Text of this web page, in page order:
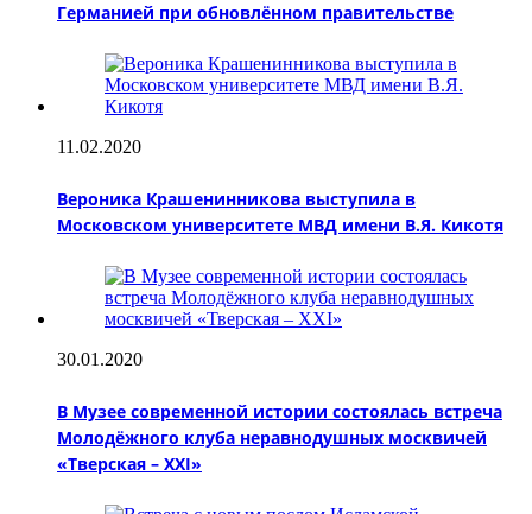
Германией при обновлённом правительстве
11.02.2020
Вероника Крашенинникова выступила в
Московском университете МВД имени В.Я. Кикотя
30.01.2020
В Музее современной истории состоялась встреча
Молодёжного клуба неравнодушных москвичей
«Тверская – XXI»